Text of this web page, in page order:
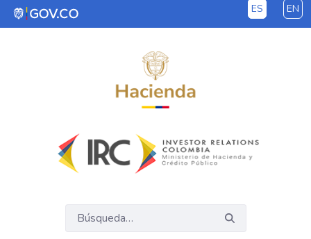
Saltar al contenido principal ES EN